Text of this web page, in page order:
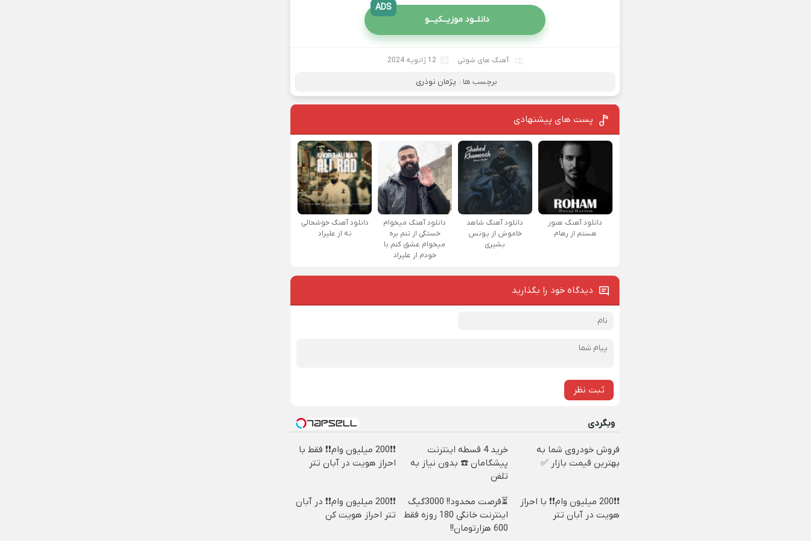
دانلــود موزیــکیـــو
ADS
آهنگ های شوتی 12 ژانویه 2024
برچسب ها : پژمان نوذری
پست های پیشنهادی
دانلود آهنگ هنوز
هستم از رهام
دانلود آهنگ شاهد
خاموش از یونس
بشیری
دانلود آهنگ میخوام
خستگی از تنم بره
میخوام عشق کنم با
خودم از علیراد
دانلود آهنگ خوشحالی
نه از علیراد
دیدگاه خود را بگذارید
ثبت نظر
وبگردی
فروش خودروی شما به
بهترین قیمت بازار ✅
خرید 4 قسطه اینترنت
پیشگامان ☎️ بدون نیاز به
تلفن
❗❗200 میلیون وام❗❗ فقط با
احراز هویت در آبان تتر
❗❗200 میلیون وام❗❗ با احراز
هویت در آبان تتر
⏳فرصت محدود!! 3000گیگ
اینترنت خانگی 180 روزه فقط
600 هزارتومان!!
❗❗200 میلیون وام❗❗ در آبان
تتر احراز هویت کن